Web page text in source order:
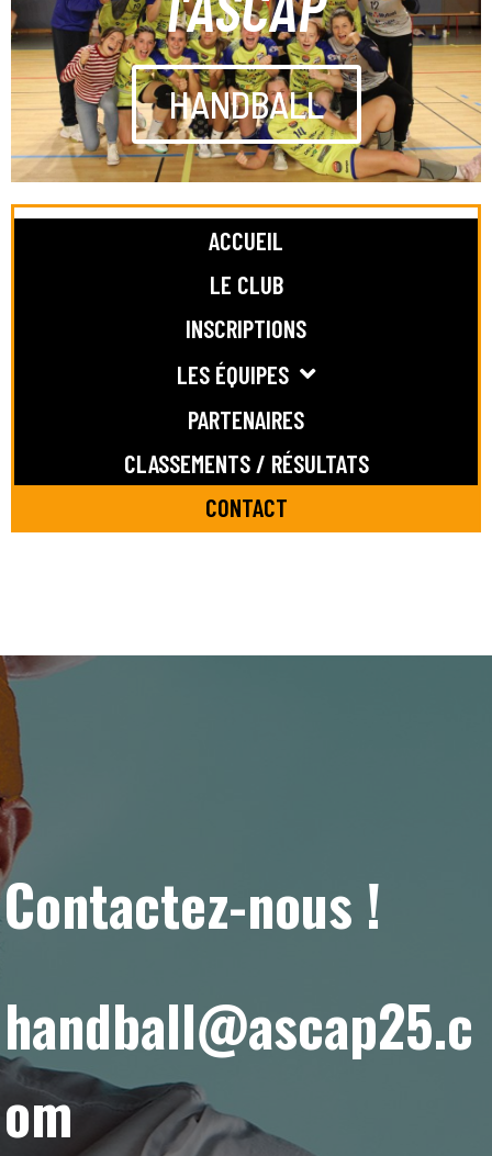
HANDBALL
ACCUEIL
LE CLUB
INSCRIPTIONS
LES ÉQUIPES
PARTENAIRES
CLASSEMENTS / RÉSULTATS
CONTACT
Contactez-nous !
handball@ascap25.c
om